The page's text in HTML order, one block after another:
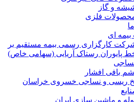
و گاز
فلزی
آما
ای
کارگزاری رسمی بیمه مستقیم بر
پایوران رستاک آریایی (سهامی خاص)
بافی افشار
ریسی و نساجی خسروی خراسان
و ماشین سازی ایران